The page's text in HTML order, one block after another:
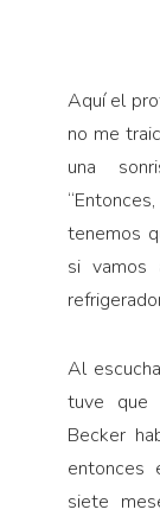
Aquí el
no me
una
tenemos
si vamos
Al
tuve que
Becker
entonces
siete